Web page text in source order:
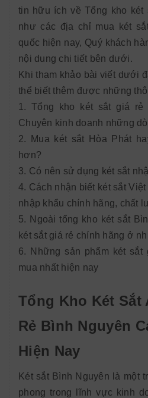
tin hữu ích về Tổng kho két
như các địa chỉ mua két
quốc hiện nay, Quý khách
nội dung chi tiết bên dưới.
Khi tham khảo bài viết dưới
thể biết thêm được những
1. Tổng kho két sắt giá rẻ
Chuyên kinh doanh những
2. Mua két sắt Hòa Phát
hơn?
3. Có nên sử dụng két sắt
4. Cách nhận biết két sắt
nhập khẩu chính hãng, chất
5. Ngoài tổng kho két sắt
két sắt giá rẻ chính hãng ở
6. Những sản phẩm két sắt
mua nhất hiện nay
Tổng Kho Két Sắt
Rẻ Bình Nguyên
Hiện Nay
Két sắt Bình Nguyên là một
phong trong lĩnh vực kinh